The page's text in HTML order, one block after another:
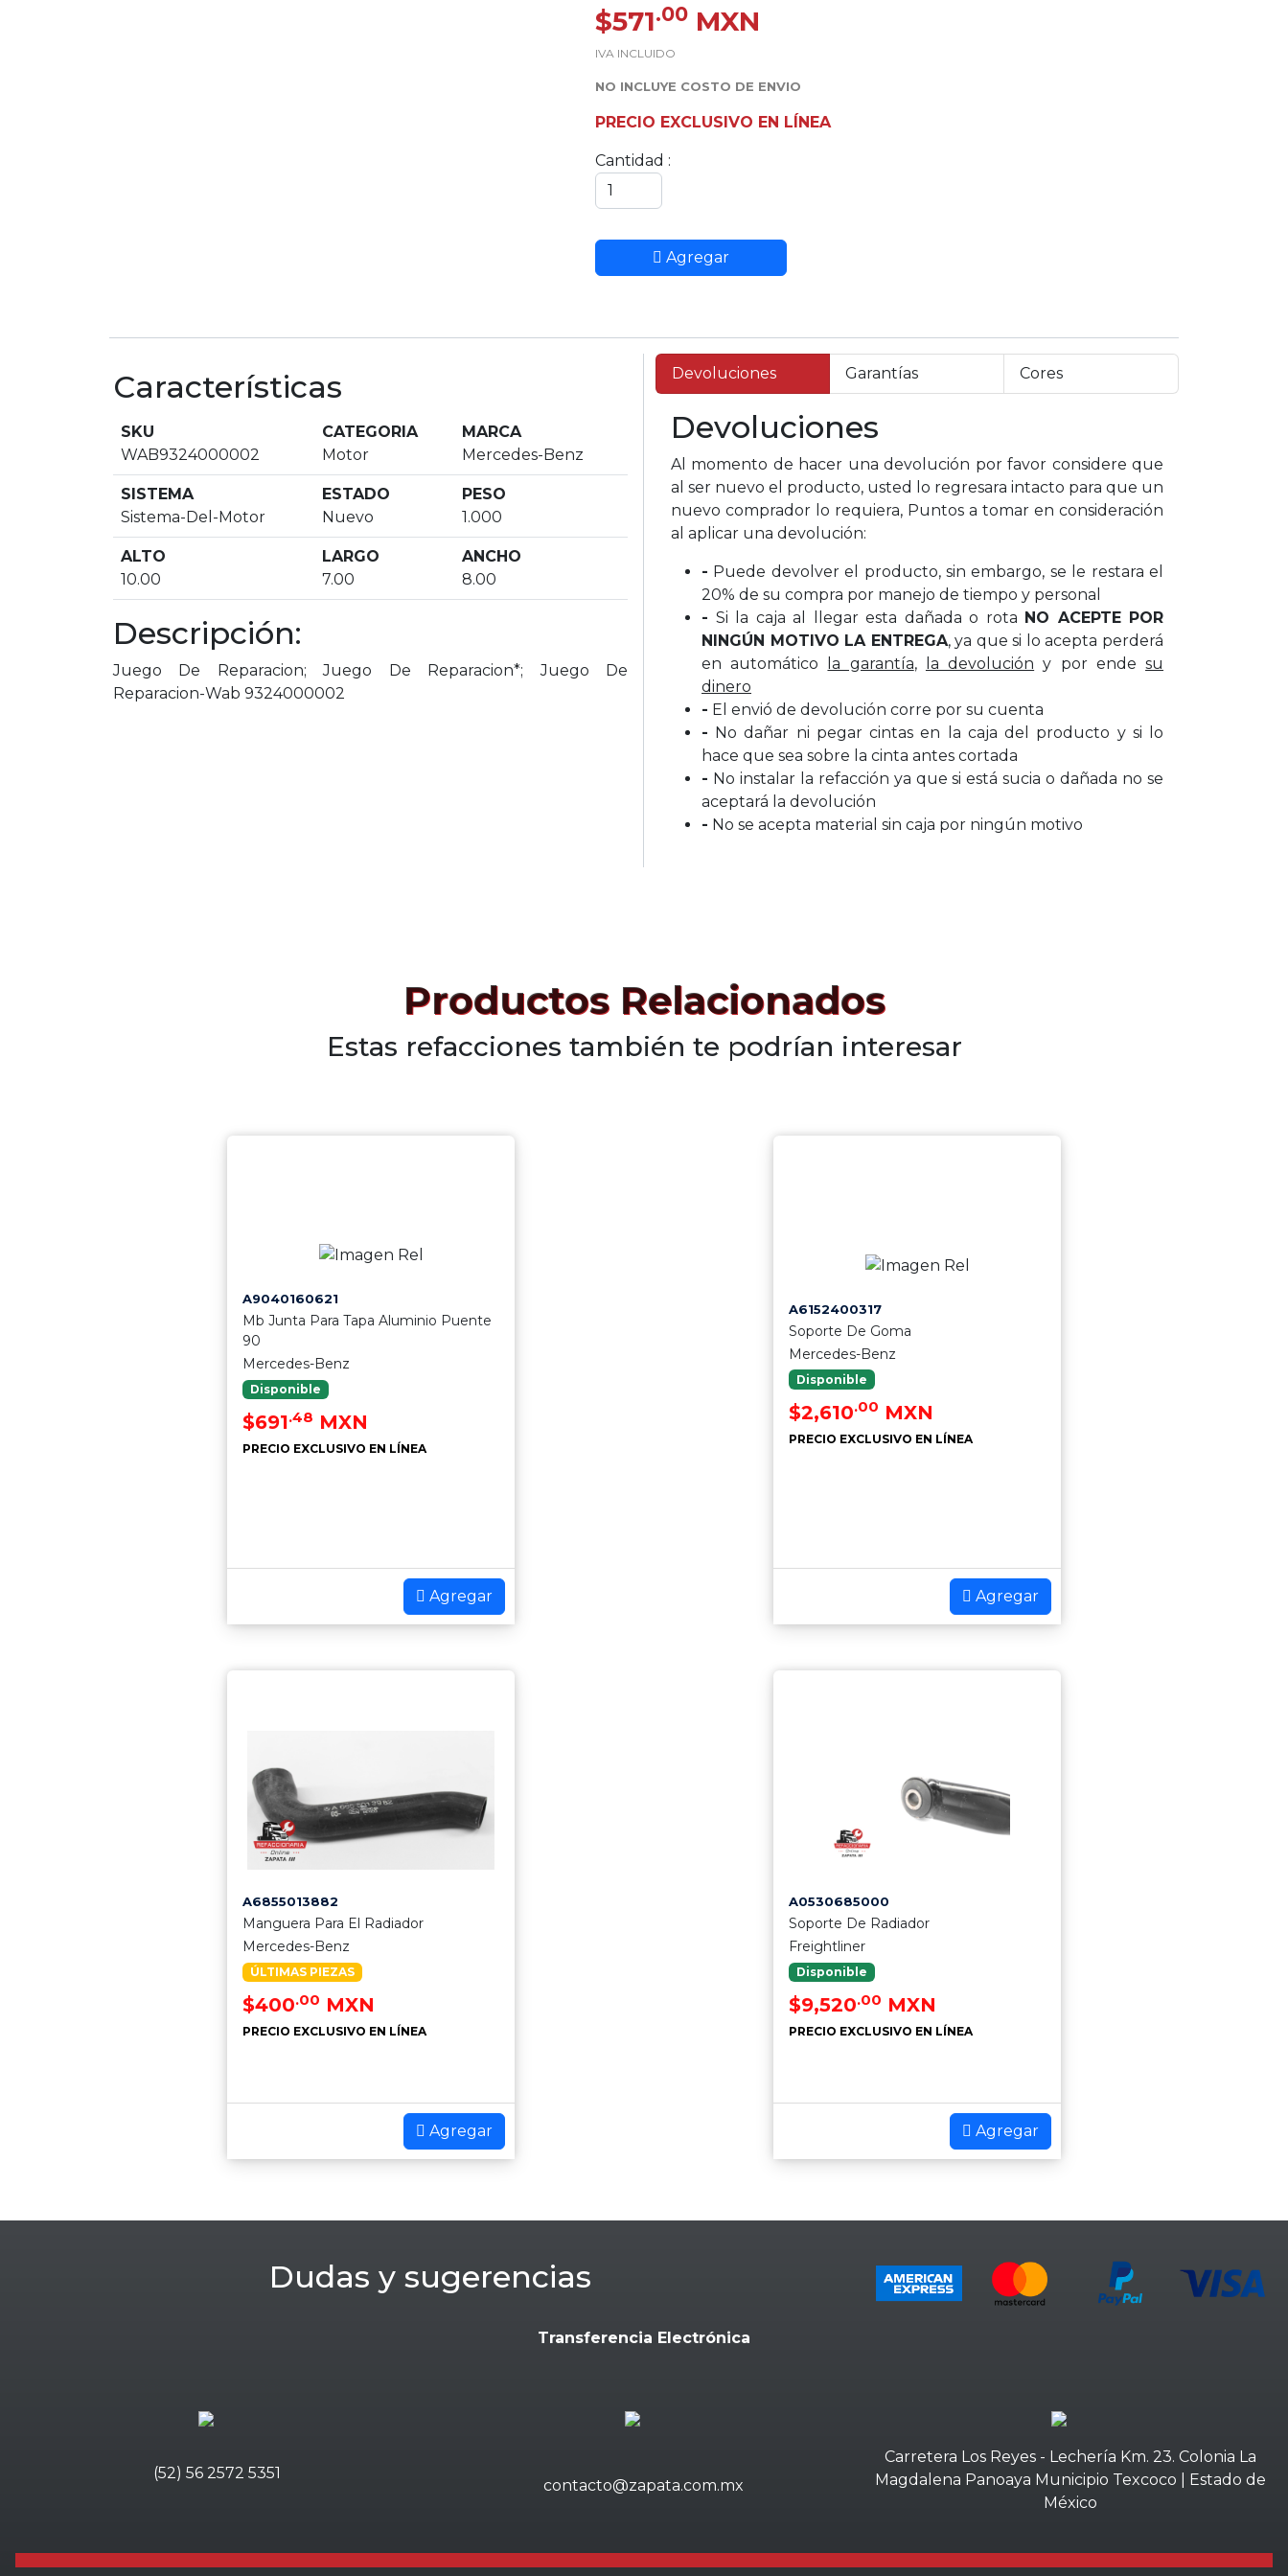
$571.00 MXN
IVA INCLUIDO
NO INCLUYE COSTO DE ENVIO
PRECIO EXCLUSIVO EN LÍNEA
Cantidad :
Agregar
Características
SKU
WAB9324000002
CATEGORIA
Motor
MARCA
Mercedes-Benz
SISTEMA
Sistema-Del-Motor
ESTADO
Nuevo
PESO
1.000
ALTO
10.00
LARGO
7.00
ANCHO
8.00
Descripción:
Juego De Reparacion; Juego De Reparacion*; Juego De
Reparacion-Wab 9324000002
Devoluciones Garantías Cores
Devoluciones
Al momento de hacer una devolución por favor considere que
al ser nuevo el producto, usted lo regresara intacto para que un
nuevo comprador lo requiera, Puntos a tomar en consideración
al aplicar una devolución:
- Puede devolver el producto, sin embargo, se le restara el
20% de su compra por manejo de tiempo y personal
- Si la caja al llegar esta dañada o rota NO ACEPTE POR
NINGÚN MOTIVO LA ENTREGA, ya que si lo acepta perderá
en automático
la garantía, la devolución y por endesu
dinero
- El envió de devolución corre por su cuenta
- No dañar ni pegar cintas en la caja del producto y si lo
hace que sea sobre la cinta antes cortada
- No instalar la refacción ya que si está sucia o dañada no se
aceptará la devolución
- No se acepta material sin caja por ningún motivo
Productos Relacionados
Estas refacciones también te podrían interesar
A9040160621
Mb Junta Para Tapa Aluminio Puente
90
Mercedes-Benz
Disponible
$691.48 MXN
PRECIO EXCLUSIVO EN LÍNEA
Agregar
A6152400317
Soporte De Goma
Mercedes-Benz
Disponible
$2,610.00 MXN
PRECIO EXCLUSIVO EN LÍNEA
Agregar
A6855013882
Manguera Para El Radiador
Mercedes-Benz
ÚLTIMAS PIEZAS
$400.00 MXN
PRECIO EXCLUSIVO EN LÍNEA
Agregar
A0530685000
Soporte De Radiador
Freightliner
Disponible
$9,520.00 MXN
PRECIO EXCLUSIVO EN LÍNEA
Agregar
Dudas y sugerencias
Transferencia Electrónica
(52) 56 2572 5351
contacto@zapata.com.mx
Carretera Los Reyes - Lechería Km. 23. Colonia La
Magdalena Panoaya Municipio Texcoco | Estado de
México